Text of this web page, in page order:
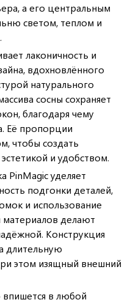
а его центральным
светом, теплом и
лаконичность и
вдохновлённого
натурального
сосны сохраняет
благодаря чему
Её пропорции
чтобы создать
и удобством.
PinMagic уделяет
подгонки деталей,
и использование
материалов делают
Конструкция
длительную
этом изящный внешний
впишется в любой